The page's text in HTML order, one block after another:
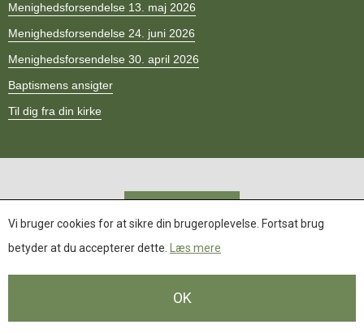
13.0:
Værktøjskassen
14.0:
Mission
15.0:
BaptistKirken
16.0:
Kontakt
Menighedsforsendelse 13. maj 2026
Menighedsforsendelse 24. juni 2026
Menighedsforsendelse 30. april 2026
Baptismens ansigter
Til dig fra din kirke
indlæg.
Vi bruger cookies for at sikre din brugeroplevelse. Fortsat brug
betyder at du accepterer dette.
Læs mere
OK